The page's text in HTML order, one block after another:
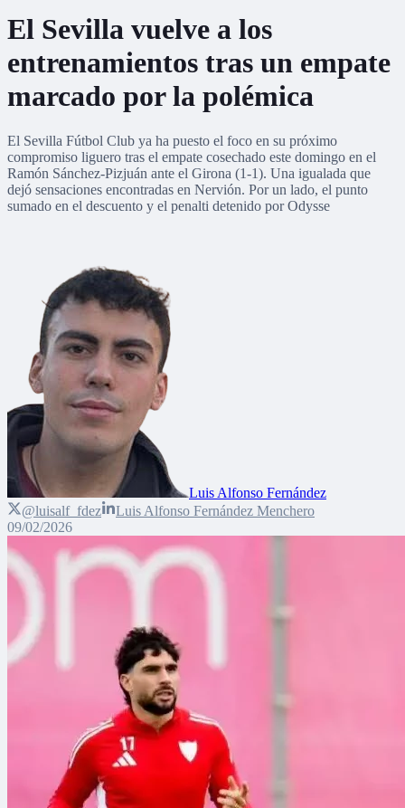
El Sevilla vuelve a los
entrenamientos tras un empate
marcado por la polémica
El Sevilla Fútbol Club ya ha puesto el foco en su próximo
compromiso liguero tras el empate cosechado este domingo en el
Ramón Sánchez-Pizjuán ante el Girona (1-1). Una igualada que
dejó sensaciones encontradas en Nervión. Por un lado, el punto
sumado en el descuento y el penalti detenido por Odysse
Luis Alfonso Fernández
@luisalf_fdez
Luis Alfonso Fernández Menchero
09/02/2026